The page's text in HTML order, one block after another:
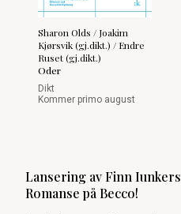
Sharon Olds / Joakim
Kjørsvik (gj.dikt.) / Endre
Ruset (gj.dikt.)
Oder
Dikt
Kommer primo august
Lansering av Finn Iunkers
Romanse på Becco!